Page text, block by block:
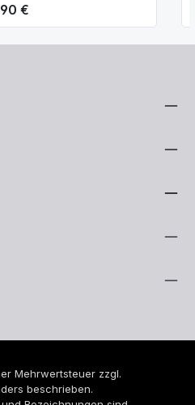
Preis:
€
Mehrwertsteuer zzgl.
beschrieben.